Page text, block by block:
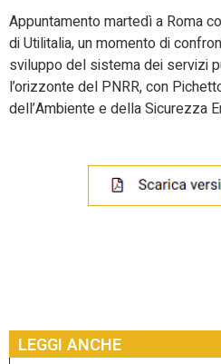
Appuntamento martedì a Roma
di Utilitalia, un momento di
sviluppo del sistema dei servizi
l’orizzonte del PNRR, con
dell’Ambiente e della Sicurezza
LEGGI ANCHE